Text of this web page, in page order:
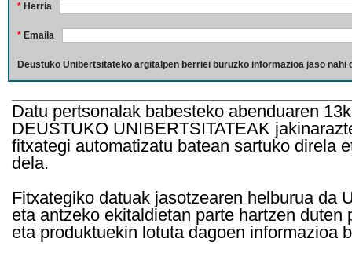
* Herria
* Emaila
Deustuko Unibertsitateko argitalpen berriei buruzko informazioa jaso nahi
Datu pertsonalak babesteko abenduaren
DEUSTUKO UNIBERTSITATEAK
fitxategi automatizatu batean sartuko direla
dela.
Fitxategiko datuak jasotzearen helburua da
eta antzeko ekitaldietan parte hartzen
eta produktuekin lotuta dagoen informazioa